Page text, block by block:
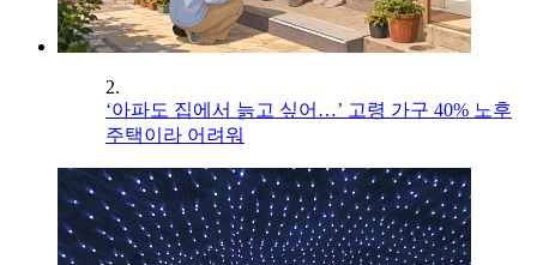
2.
‘아파도 집에서 늙고 싶어…’ 고령 가구 40% 노후
주택이라 어려워